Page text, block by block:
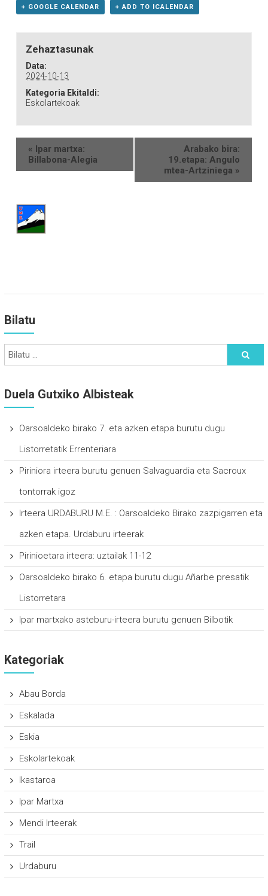
+ GOOGLE CALENDAR + ADD TO ICALENDAR
Zehaztasunak
Data:
2024-10-13
Kategoria Ekitaldi:
Eskolartekoak
« Ipar martxa:
Billabona-Alegia
Arabako bira:
19.etapa: Angulo
mtea-Artziniega »
Bilatu
Duela Gutxiko Albisteak
Oarsoaldeko birako 7. eta azken etapa burutu dugu
Listorretatik Errenteriara
Piriniora irteera burutu genuen Salvaguardia eta Sacroux
tontorrak igoz
Irteera URDABURU M.E. : Oarsoaldeko Birako zazpigarren eta
azken etapa. Urdaburu irteerak
Pirinioetara irteera: uztailak 11-12
Oarsoaldeko birako 6. etapa burutu dugu Añarbe presatik
Listorretara
Ipar martxako asteburu-irteera burutu genuen Bilbotik
Kategoriak
Abau Borda
Eskalada
Eskia
Eskolartekoak
Ikastaroa
Ipar Martxa
Mendi Irteerak
Trail
Urdaburu